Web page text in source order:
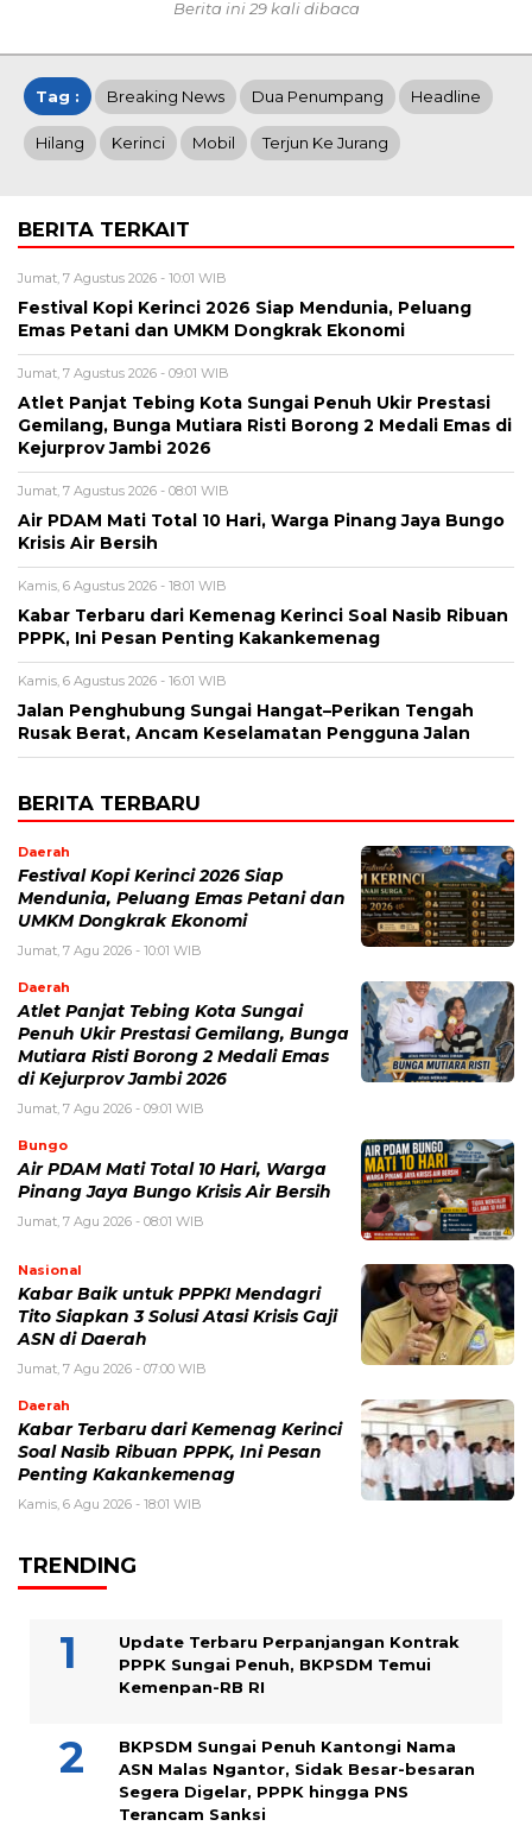
Berita ini 29 kali dibaca
Tag : Breaking News Dua Penumpang Headline
Hilang Kerinci Mobil Terjun Ke Jurang
BERITA TERKAIT
Jumat, 7 Agustus 2026 - 10:01 WIB
Festival Kopi Kerinci 2026 Siap Mendunia, Peluang
Emas Petani dan UMKM Dongkrak Ekonomi
Jumat, 7 Agustus 2026 - 09:01 WIB
Atlet Panjat Tebing Kota Sungai Penuh Ukir Prestasi
Gemilang, Bunga Mutiara Risti Borong 2 Medali Emas di
Kejurprov Jambi 2026
Jumat, 7 Agustus 2026 - 08:01 WIB
Air PDAM Mati Total 10 Hari, Warga Pinang Jaya Bungo
Krisis Air Bersih
Kamis, 6 Agustus 2026 - 18:01 WIB
Kabar Terbaru dari Kemenag Kerinci Soal Nasib Ribuan
PPPK, Ini Pesan Penting Kakankemenag
Kamis, 6 Agustus 2026 - 16:01 WIB
Jalan Penghubung Sungai Hangat–Perikan Tengah
Rusak Berat, Ancam Keselamatan Pengguna Jalan
BERITA TERBARU
Daerah
Festival Kopi Kerinci 2026 Siap
Mendunia, Peluang Emas Petani dan
UMKM Dongkrak Ekonomi
Jumat, 7 Agu 2026 - 10:01 WIB
Daerah
Atlet Panjat Tebing Kota Sungai
Penuh Ukir Prestasi Gemilang, Bunga
Mutiara Risti Borong 2 Medali Emas
di Kejurprov Jambi 2026
Jumat, 7 Agu 2026 - 09:01 WIB
Bungo
Air PDAM Mati Total 10 Hari, Warga
Pinang Jaya Bungo Krisis Air Bersih
Jumat, 7 Agu 2026 - 08:01 WIB
Nasional
Kabar Baik untuk PPPK! Mendagri
Tito Siapkan 3 Solusi Atasi Krisis Gaji
ASN di Daerah
Jumat, 7 Agu 2026 - 07:00 WIB
Daerah
Kabar Terbaru dari Kemenag Kerinci
Soal Nasib Ribuan PPPK, Ini Pesan
Penting Kakankemenag
Kamis, 6 Agu 2026 - 18:01 WIB
TRENDING
Update Terbaru Perpanjangan Kontrak
PPPK Sungai Penuh, BKPSDM Temui
Kemenpan-RB RI
BKPSDM Sungai Penuh Kantongi Nama
ASN Malas Ngantor, Sidak Besar-besaran
Segera Digelar, PPPK hingga PNS
Terancam Sanksi